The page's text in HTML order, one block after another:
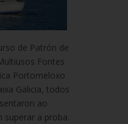
de Patrón de
Fontes
Portomeloxo
Galicia, todos
ao
superar a proba.